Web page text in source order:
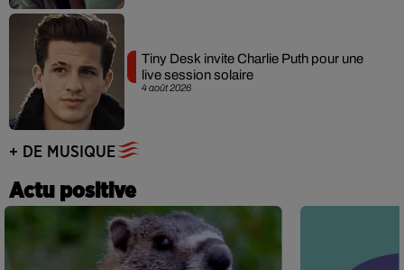
4 août 2026
Tiny Desk invite Charlie Puth pour une
live session solaire
+ DE MUSIQUE
Actu positive